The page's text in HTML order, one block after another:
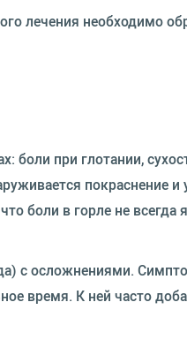
лечения необходимо
боли при глотании,
покраснение и
боли в горле не всегда
с осложнениями.
время. К ней часто